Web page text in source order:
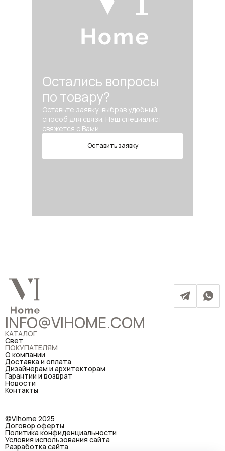
Остались вопросы
по товару?
Оставьте заявку, выбрав удобный
способ для связи. Наш специалист
свяжется с Вами.
Оставить заявку
INFO@VIHOME.COM
КАТАЛОГ
Свет
ПОКУПАТЕЛЯМ
О компании
Доставка и оплата
Дизайнерам и архитекторам
Гарантии и возврат
Новости
Контакты
©VIhome 2025
Договор оферты
Политика конфиденциальности
Условия использования сайта
Разработка сайта